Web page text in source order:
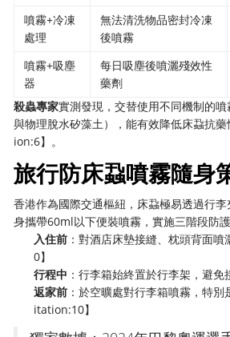
噴霧+冷凍
處理
無法清洗物品密封冷凍
後噴霧
噴霧+吸塵
器
每日吸塵後噴灑殘效性
藥劑
殺蟲專家實測發現，交替使用不同機制的
與物理脫水矽藻土），能有效降低床蝨抗
ion:6】。
旅行防床蝨噴霧隨身
香港作為國際交通樞紐，床蝨極易透過行
身攜帶60ml以下便裝噴霧，實施三階段防護
入住前 ：對酒店床墊接縫、枕頭背面
0】
行程中 ：行李箱始終置於行李架，避
返家前 ：於空曠處對行李箱噴霧，特
itation:10】